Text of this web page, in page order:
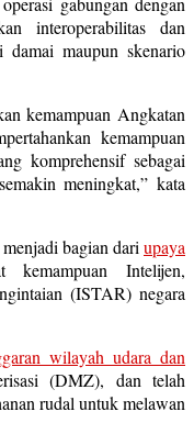
interoperabilitas dan
damai maupun skenario
kemampuan Angkatan
kemampuan
komprehensif sebagai
meningkat,” kata
bagian dari upaya
kemampuan Intelijen,
(ISTAR) negara
wilayah udara dan
(DMZ), dan telah
rudal untuk melawan